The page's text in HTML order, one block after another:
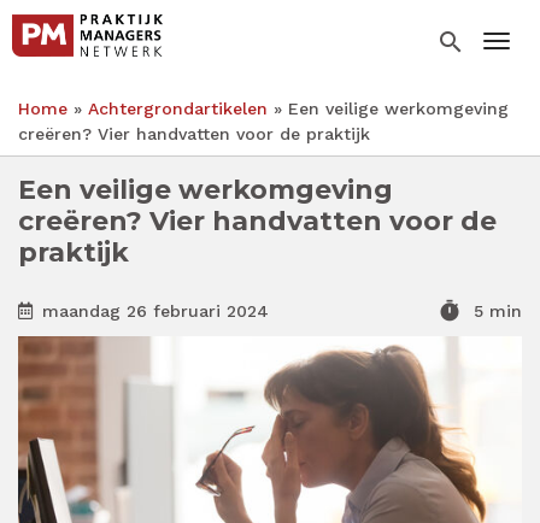
Overslaan
naar
inhoud
gaan
search
Kruimelpad
Home Achtergrondartikelen
Een veilige werkomgeving
creëren? Vier handvatten voor de praktijk
Een veilige werkomgeving
creëren? Vier handvatten voor de
praktijk
maandag 26 februari 2024 timer 5 min